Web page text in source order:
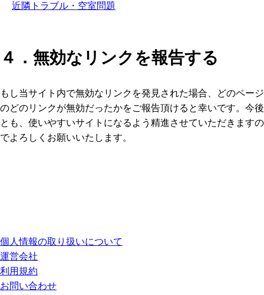
近隣トラブル・空室問題
４．無効なリンクを報告する
もし当サイト内で無効なリンクを発見された場合、どのページ
のどのリンクが無効だったかをご報告頂けると幸いです。今後
とも、使いやすいサイトになるよう精進させていただきますの
でよろしくお願いいたします。
個人情報の取り扱いについて
運営会社
利用規約
お問い合わせ